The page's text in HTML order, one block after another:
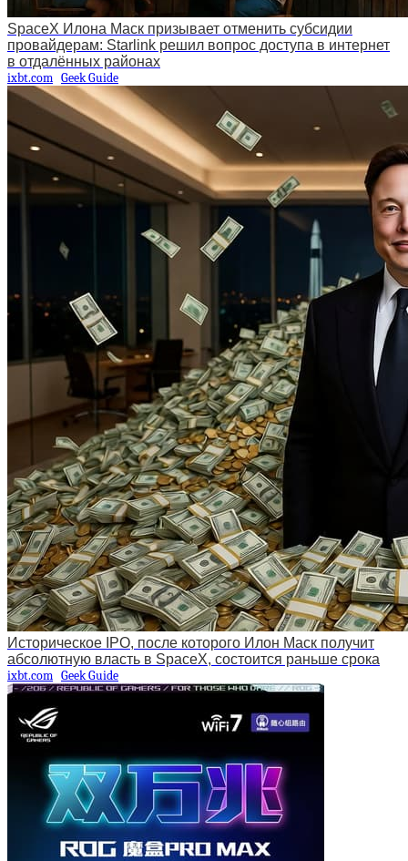
SpaceX Илона Маск призывает отменить субсидии
провайдерам: Starlink решил вопрос доступа в интернет
в отдалённых районах
ixbt.com Geek Guide
Историческое IPO, после которого Илон Маск получит
абсолютную власть в SpaceX, состоится раньше срока
ixbt.com Geek Guide